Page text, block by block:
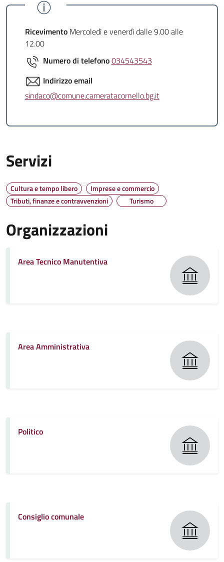
RicevimentoMercoledì e venerdì dalle 9.00 alle
12.00
Numero di telefono034543543
Indirizzo email
sindaco@comune.cameratacornello.bg.it
Servizi
Cultura e tempo libero
Imprese e commercio
Tributi, finanze e contravvenzioni
Turismo
Organizzazioni
Area Tecnico Manutentiva
Area Amministrativa
Politico
Consiglio comunale